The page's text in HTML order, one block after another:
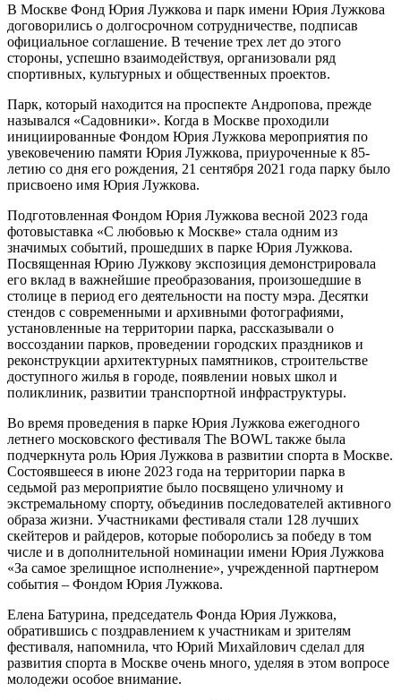
В Москве Фонд Юрия Лужкова и парк имени Юрия Лужкова
договорились о долгосрочном сотрудничестве, подписав
официальное соглашение. В течение трех лет до этого
стороны, успешно взаимодействуя, организовали ряд
спортивных, культурных и общественных проектов.
Парк, который находится на проспекте Андропова, прежде
назывался «Садовники». Когда в Москве проходили
инициированные Фондом Юрия Лужкова мероприятия по
увековечению памяти Юрия Лужкова, приуроченные к 85-
летию со дня его рождения, 21 сентября 2021 года парку было
присвоено имя Юрия Лужкова.
Подготовленная Фондом Юрия Лужкова весной 2023 года
фотовыставка «С любовью к Москве» стала одним из
значимых событий, прошедших в парке Юрия Лужкова.
Посвященная Юрию Лужкову экспозиция демонстрировала
его вклад в важнейшие преобразования, произошедшие в
столице в период его деятельности на посту мэра. Десятки
стендов с современными и архивными фотографиями,
установленные на территории парка, рассказывали о
воссоздании парков, проведении городских праздников и
реконструкции архитектурных памятников, строительстве
доступного жилья в городе, появлении новых школ и
поликлиник, развитии транспортной инфраструктуры.
Во время проведения в парке Юрия Лужкова ежегодного
летнего московского фестиваля The BOWL также была
подчеркнута роль Юрия Лужкова в развитии спорта в Москве.
Состоявшееся в июне 2023 года на территории парка в
седьмой раз мероприятие было посвящено уличному и
экстремальному спорту, объединив последователей активного
образа жизни. Участниками фестиваля стали 128 лучших
скейтеров и райдеров, которые поборолись за победу в том
числе и в дополнительной номинации имени Юрия Лужкова
«За самое зрелищное исполнение», учрежденной партнером
события – Фондом Юрия Лужкова.
Елена Батурина, председатель Фонда Юрия Лужкова,
обратившись с поздравлением к участникам и зрителям
фестиваля, напомнила, что Юрий Михайлович сделал для
развития спорта в Москве очень много, уделяя в этом вопросе
молодежи особое внимание.